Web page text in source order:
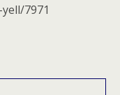
7971